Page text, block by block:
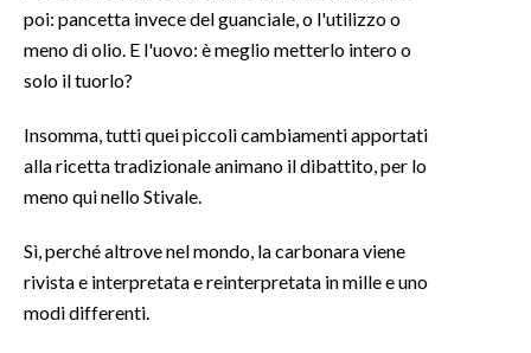
INFO AZIENDE
ABBONATI
ANNUNCI
NECROLOGI
PUBBLICITÀ
SPIAGGE
poi: pancetta invece del guanciale, o l'utilizzo o
meno di olio. E l'uovo: è meglio metterlo intero o
solo il tuorlo?
Insomma, tutti quei piccoli cambiamenti apportati
alla ricetta tradizionale animano il dibattito, per lo
meno qui nello Stivale.
Sì, perché altrove nel mondo, la carbonara viene
rivista e interpretata e reinterpretata in mille e uno
modi differenti.